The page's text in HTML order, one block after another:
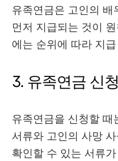
유족연금은 고인의
먼저 지급되는 것이
에는 순위에 따라 지
3. 유족연금 신
유족연금을 신청할 때
서류와 고인의 사망
확인할 수 있는 서류